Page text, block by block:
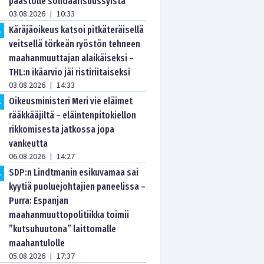
03.08.2026 | 10:33
Käräjäoikeus katsoi pitkäteräisellä
veitsellä törkeän ryöstön tehneen
maahanmuuttajan alaikäiseksi –
THL:n ikäarvio jäi ristiriitaiseksi
03.08.2026 | 14:33
Oikeusministeri Meri vie eläimet
rääkkääjiltä – eläintenpitokiellon
rikkomisesta jatkossa jopa
vankeutta
06.08.2026 | 14:27
SDP:n Lindtmanin esikuvamaa sai
kyytiä puoluejohtajien paneelissa –
Purra: Espanjan
maahanmuuttopolitiikka toimii
”kutsuhuutona” laittomalle
maahantulolle
05.08.2026 | 17:37